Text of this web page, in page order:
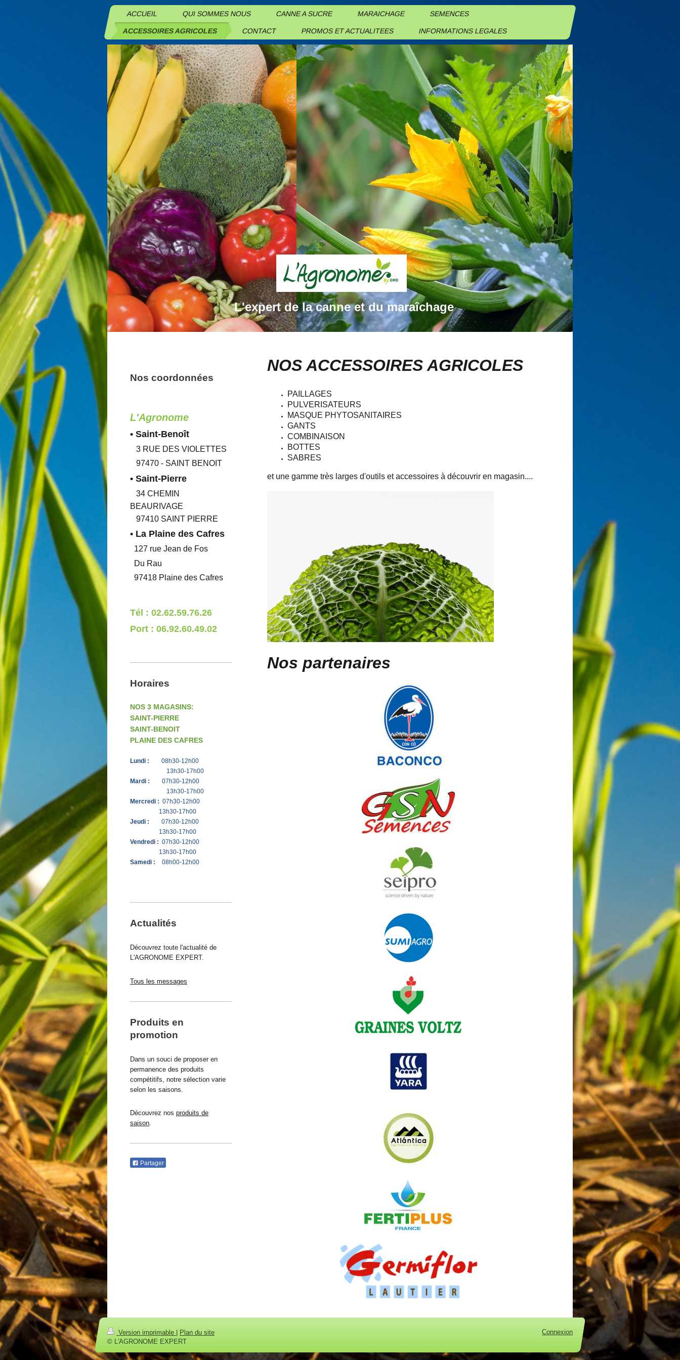
ACCUEIL QUI SOMMES NOUS CANNE A SUCRE MARAICHAGE SEMENCES
ACCESSOIRES AGRICOLES CONTACT PROMOS ET ACTUALITEES INFORMATIONS LEGALES
L'expert de la canne et du maraîchage
NOS ACCESSOIRES AGRICOLES
PAILLAGES
PULVERISATEURS
MASQUE PHYTOSANITAIRES
GANTS
COMBINAISON
BOTTES
SABRES
et une gamme très larges d'outils et accessoires à découvrir en magasin....
Nos partenaires
Nos coordonnées
L'Agronome
• Saint-Benoît
3 RUE DES VIOLETTES
97470 - SAINT BENOIT
• Saint-Pierre
34 CHEMIN
BEAURIVAGE
97410 SAINT PIERRE
• La Plaine des Cafres
127 rue Jean de Fos
Du Rau
97418 Plaine des Cafres
Tél : 02.62.59.76.26
Port : 06.92.60.49.02
Horaires
NOS 3 MAGASINS:
SAINT-PIERRE
SAINT-BENOIT
PLAINE DES CAFRES
Lundi : 08h30-12h00
13h30-17h00
Mardi : 07h30-12h00
13h30-17h00
Mercredi : 07h30-12h00
13h30-17h00
Jeudi : 07h30-12h00
13h30-17h00
Vendredi : 07h30-12h00
13h30-17h00
Samedi :
08h00-12h00
Actualités
Découvrez toute l'actualité de
L'AGRONOME EXPERT.
Tous les messages
Produits en
promotion
Dans un souci de proposer en
permanence des produits
compétitifs, notre sélection varie
selon les saisons.
Découvrez nos produits de
saison.
Partager
Version imprimable | Plan du site
© L'AGRONOME EXPERT
Connexion